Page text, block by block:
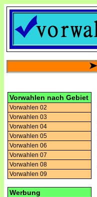
Vorwahlen nach Gebiet
Vorwahlen 02
Vorwahlen 03
Vorwahlen 04
Vorwahlen 05
Vorwahlen 06
Vorwahlen 07
Vorwahlen 08
Vorwahlen 09
Werbung